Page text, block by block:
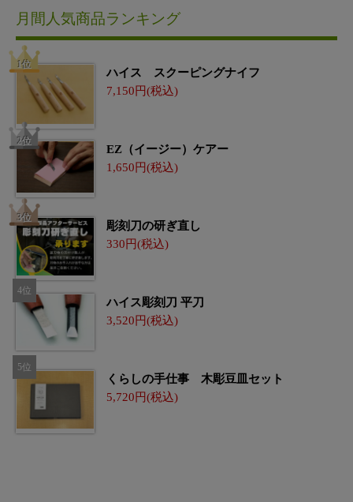
月間人気商品ランキング
ハイス スクーピングナイフ
7,150
EZ（イージー）ケアー
1,650
彫刻刀の研ぎ直し
330
ハイス彫刻刀 平刀
3,520
くらしの手仕事 木彫豆皿セット
5,720